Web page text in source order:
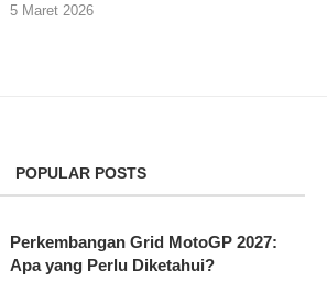
5 Maret 2026
POPULAR POSTS
Perkembangan Grid MotoGP 2027:
Apa yang Perlu Diketahui?